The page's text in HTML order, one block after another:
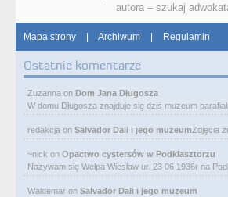
autora – szukaj
Mapa strony | Archiwum | Regulamin
Ostatnie komentarze
Zuzanna on Dom Jana Długosza
W domu Długosza znajduje się dziś muzeum
redakcja on Salvador Dali i jego muzeumZdjęcia
~nick on Opactwo cystersów w Podklasztorzu
Nazywam się Wełpa Wiesław ur. 23 06 1936r na
Waldemar on Salvador Dali i jego muzeum